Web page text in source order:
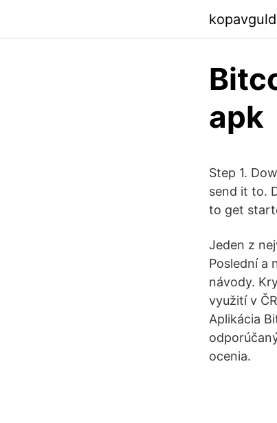
apk
Step 1.
send it to.
to get
Jeden z
Poslední a
návody.
využití v
Aplikácia
ocenia.